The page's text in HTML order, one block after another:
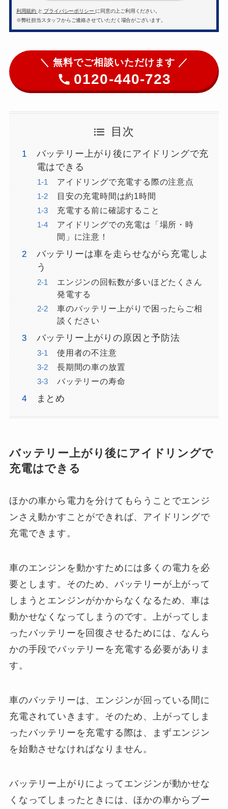
利用規約 と プライバシーポリシー に同意の上ご利用ください。
※弊社担当スタッフからご連絡させていただく場合がございます。
＼ 無料でご相談いただけます ／
0120-440-723
目次
バッテリー上がり後にアイドリングで充
電はできる
アイドリングで充電する際の注意点
目安の充電時間は約1時間
充電する前に確認すること
アイドリングでの充電は「場所・時
間」に注意！
バッテリーは車を走らせながら充電しよ
う
エンジンの回転数が多いほどたくさん
発電する
車のバッテリー上がりで困ったらご相
談ください
バッテリー上がりの原因と予防法
使用者の不注意
長期間の車の放置
バッテリーの寿命
まとめ
バッテリー上がり後にアイドリングで
充電はできる
ほかの車から電力を分けてもらうことでエンジ
ンさえ動かすことができれば、アイドリングで
充電できます。
車のエンジンを動かすためには多くの電力を必
要とします。そのため、バッテリーが上がって
しまうとエンジンがかからなくなるため、車は
動かせなくなってしまうのです。上がってしま
ったバッテリーを回復させるためには、なんら
かの手段でバッテリーを充電する必要がありま
す。
車のバッテリーは、エンジンが回っている間に
充電されていきます。そのため、上がってしま
ったバッテリーを充電する際は、まずエンジン
を始動させなければなりません。
バッテリー上がりによってエンジンが動かせな
くなってしまったときには、ほかの車からブー